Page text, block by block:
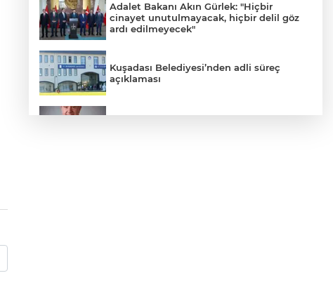
Adalet Bakanı Akın Gürlek: "Hiçbir
cinayet unutulmayacak, hiçbir delil göz
ardı edilmeyecek"
Kuşadası Belediyesi’nden adli süreç
açıklaması